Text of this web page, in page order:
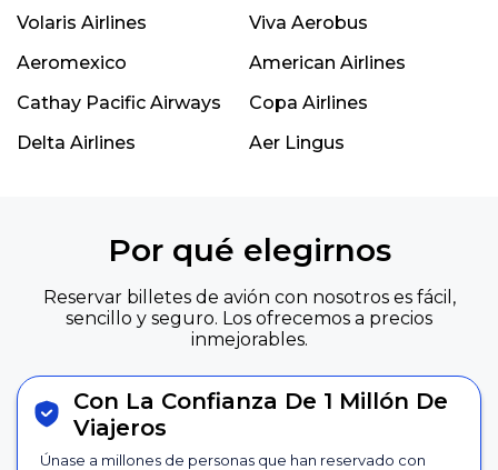
Volaris Airlines
Viva Aerobus
Aeromexico
American Airlines
Cathay Pacific Airways
Copa Airlines
Delta Airlines
Aer Lingus
Por qué elegirnos
Reservar billetes de avión con nosotros es fácil,
sencillo y seguro. Los ofrecemos a precios
inmejorables.
Con La Confianza De 1 Millón De
Viajeros
Únase a millones de personas que han reservado con